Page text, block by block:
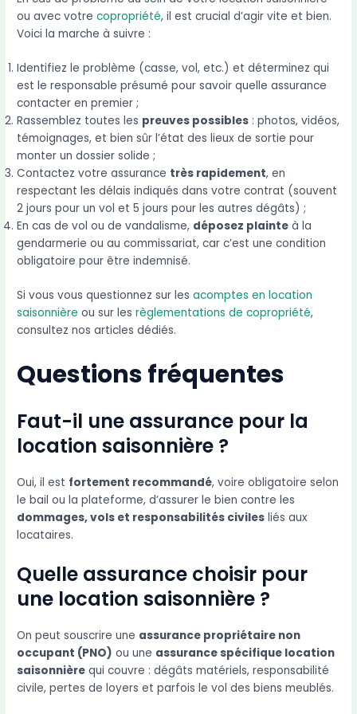
ou avec votrecopropriété, il est crucial d’agir vite et bien.
Voici la marche à suivre :
Identifiez le problème (casse, vol, etc.) et déterminez qui
est le responsable présumé pour savoir quelle assurance
contacter en premier ;
Rassemblez toutes les preuves possibles : photos, vidéos,
témoignages, et bien sûr l’état des lieux de sortie pour
monter un dossier solide ;
Contactez votre assurance très rapidement, en
respectant les délais indiqués dans votre contrat (souvent
2 jours pour un vol et 5 jours pour les autres dégâts) ;
En cas de vol ou de vandalisme, déposez plainte à la
gendarmerie ou au commissariat, car c’est une condition
obligatoire pour être indemnisé.
Si vous vous questionnez sur lesacomptes en location
saisonnière ou sur lesrèglementations de copropriété,
consultez nos articles dédiés.
Questions fréquentes
Faut-il une assurance pour la
location saisonnière ?
Oui, il est fortement recommandé, voire obligatoire selon
le bail ou la plateforme, d’assurer le bien contre les
dommages, vols et responsabilités civiles liés aux
locataires.
Quelle assurance choisir pour
une location saisonnière ?
On peut souscrire une assurance propriétaire non
occupant (PNO) ou une assurance spécifique location
saisonnière qui couvre : dégâts matériels, responsabilité
civile, pertes de loyers et parfois le vol des biens meublés.